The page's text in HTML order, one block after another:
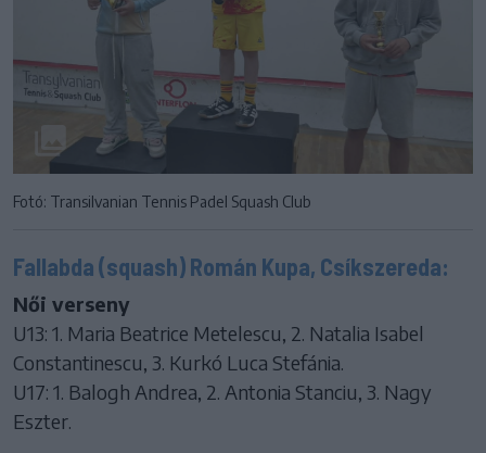
Fotó: Transilvanian Tennis Padel Squash Club
Fallabda (squash) Román Kupa, Csíkszereda:
Női verseny
U13: 1. Maria Beatrice Metelescu, 2. Natalia Isabel
Constantinescu, 3. Kurkó Luca Stefánia.
U17: 1. Balogh Andrea, 2. Antonia Stanciu, 3. Nagy
Eszter.